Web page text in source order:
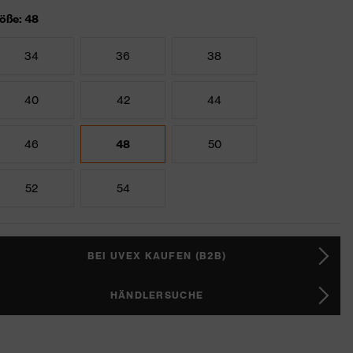
48
34 36 38
40 42 44
46 48 50
52 54
BEI UVEX KAUFEN (B2B)
HÄNDLERSUCHE